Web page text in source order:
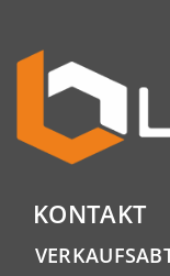
KONTAKT